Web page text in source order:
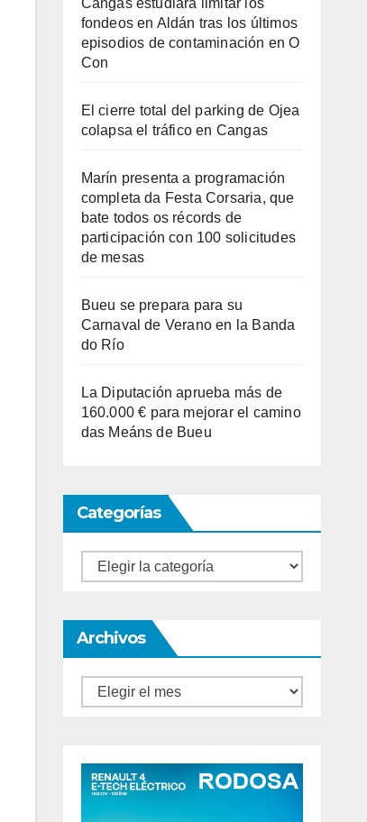
fondeos en Aldán tras los últimos
episodios de contaminación en O
Con
El cierre total del parking de Ojea
colapsa el tráfico en Cangas
Marín presenta a programación
completa da Festa Corsaria, que
bate todos os récords de
participación con 100 solicitudes
de mesas
Bueu se prepara para su
Carnaval de Verano en la Banda
do Río
La Diputación aprueba más de
160.000 € para mejorar el camino
das Meáns de Bueu
Categorías
Categorías
Archivos
Archivos